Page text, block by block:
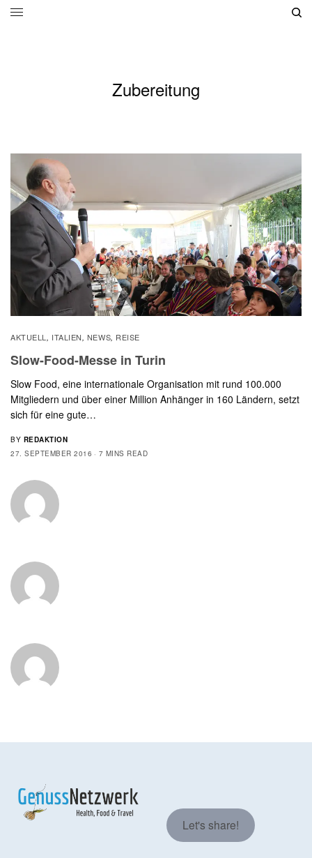
Zubereitung
AKTUELL , ITALIEN , NEWS, REISE
Slow-Food-Messe in Turin
Slow Food, eine internationale Organisation mit rund 100.000
Mitgliedern und über einer Million Anhänger in 160 Ländern, setzt
sich für eine gute…
BY REDAKTION
27. SEPTEMBER 2016
7 MINS READ
Let's share!